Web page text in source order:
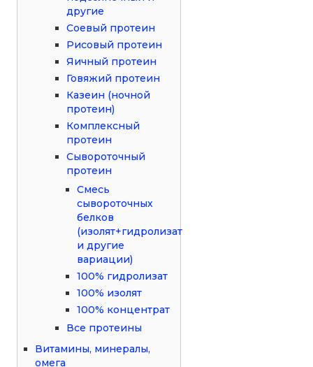
другие
Соевый протеин
Рисовый протеин
Яичный протеин
Говяжий протеин
Казеин (ночной
протеин)
Комплексный
протеин
Сывороточный
протеин
Смесь
сывороточных
белков
(изолят+гидролизат
и другие
вариации)
100% гидролизат
100% изолят
100% концентрат
Все протеины
Витамины, минералы,
омега